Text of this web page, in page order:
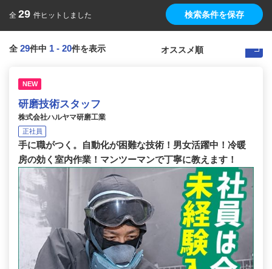
全 29 件ヒットしました 検索条件を保存
全 29件中 1 - 20件を表示
NEW
研磨技術スタッフ
株式会社ハルヤマ研磨工業
正社員
手に職がつく。自動化が困難な技術！男女活躍中！冷暖
房の効く室内作業！マンツーマンで丁寧に教えます！